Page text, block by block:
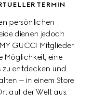
TERMIN
persönlichen
dienen jedoch
GUCCI Mitglieder
Möglichkeit, eine
zu entdecken und
– in einem Store
auf der Welt aus.